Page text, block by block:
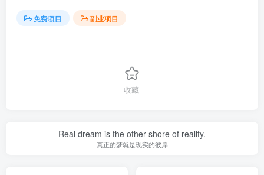
免费项目 副业项目
收藏
Real dream is the other shore of reality.
真正的梦就是现实的彼岸